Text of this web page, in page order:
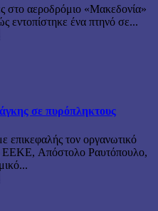
στο αεροδρόμιο «Μακεδονία»
εντοπίστηκε ένα πτηνό σε...
σε πυρόπληκτους
επικεφαλής τον οργανωτικό
ΕΕΚΕ, Απόστολο Ραυτόπουλο,